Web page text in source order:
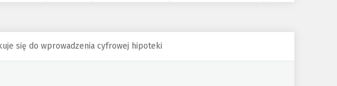
się do wprowadzenia cyfrowej hipoteki